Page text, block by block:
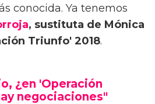
conocida. Ya tenemos
, sustituta de Mónica
Triunfo' 2018.
¿en 'Operación
negociaciones"